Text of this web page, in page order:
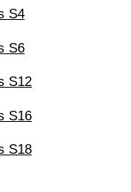
S4
S6
S12
S16
S18